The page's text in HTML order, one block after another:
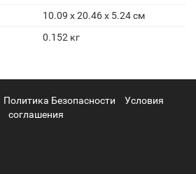
10.09 x 20.46 x 5.24 см
0.152 кг
Политика Безопасности
Условия
соглашения